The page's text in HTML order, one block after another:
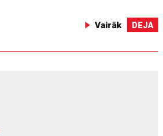
Vairāk DEJA